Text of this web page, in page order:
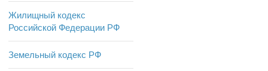
Жилищный кодекс
Российской Федерации РФ
Земельный кодекс РФ